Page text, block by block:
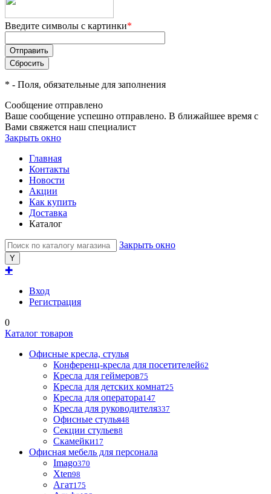
Введите символы с картинки*
* - Поля, обязательные для заполнения
Сообщение отправлено
Ваше сообщение успешно отправлено. В ближайшее время с
Вами свяжется наш специалист
Закрыть окно
Главная
Контакты
Новости
Акции
Как купить
Доставка
Каталог
Закрыть окно
✚
Вход
Регистрация
0
Каталог товаров
Офисные кресла, стулья
Конференц-кресла для посетителей62
Кресла для геймеров75
Кресла для детских комнат25
Кресла для оператора147
Кресла для руководителя337
Офисные стулья48
Секции стульев8
Скамейки17
Офисная мебель для персонала
Imago370
Xten98
Агат175